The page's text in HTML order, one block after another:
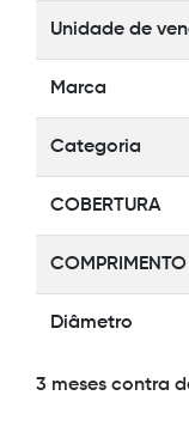
Unidade de
Marca
Categoria
COBERTURA
Diâmetro
3 meses contra